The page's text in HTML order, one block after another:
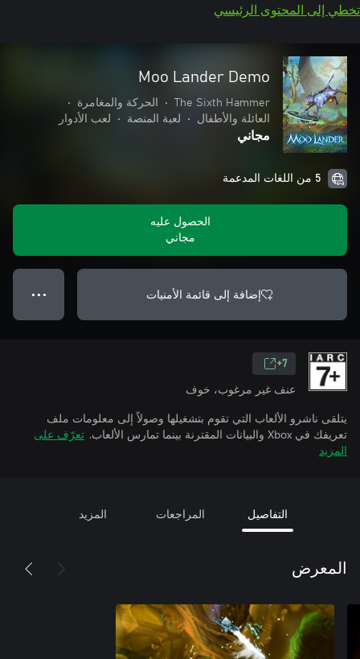
تخطي إلى المحتوى الرئيسي
Moo Lander Demo
The Sixth Hammer
• الحركة والمغامرة
•
العائلة والأطفال
• لعبة المنصة • لعب الأدوار
مجاني
5 من اللغات المدعمة
الحصول عليه
مجاني
إضافة إلى قائمة الأمنيات ● ● ●
7+
عنف غير مرغوب، خوف
يتلقى ناشرو الألعاب التي تقوم بتشغيلها وصولاً إلى معلومات ملف
تعريفك في Xbox والبيانات المقترنة بينما تمارس الألعاب.
تعرّف على
المزيد
التفاصيل المراجعات المزيد
المعرض